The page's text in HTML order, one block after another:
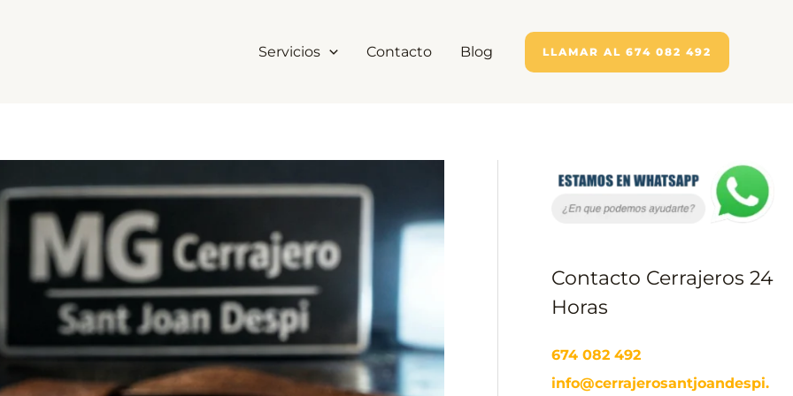
Servicios Contacto Blog LLAMAR AL 674 082 492
Contacto Cerrajeros 24
Horas
674 082 492
info@cerrajerosantjoandespi.